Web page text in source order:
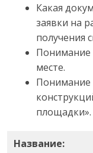
Какая
заявки на
получения
Понимание
месте.
Понимание
площадки».
Название: